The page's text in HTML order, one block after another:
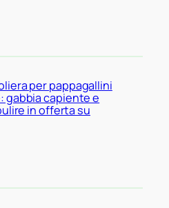
per pappagallini
gabbia capiente e
in offerta su